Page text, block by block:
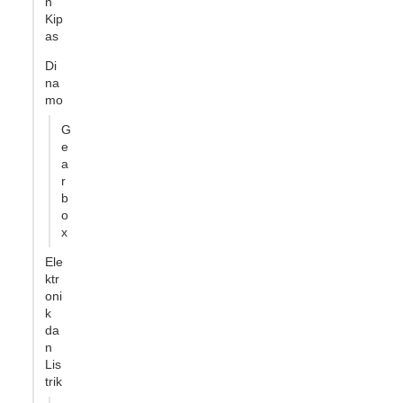
Kip
as
Di
na
mo
G
e
a
r
b
o
x
Ele
ktr
oni
k
da
n
Lis
trik